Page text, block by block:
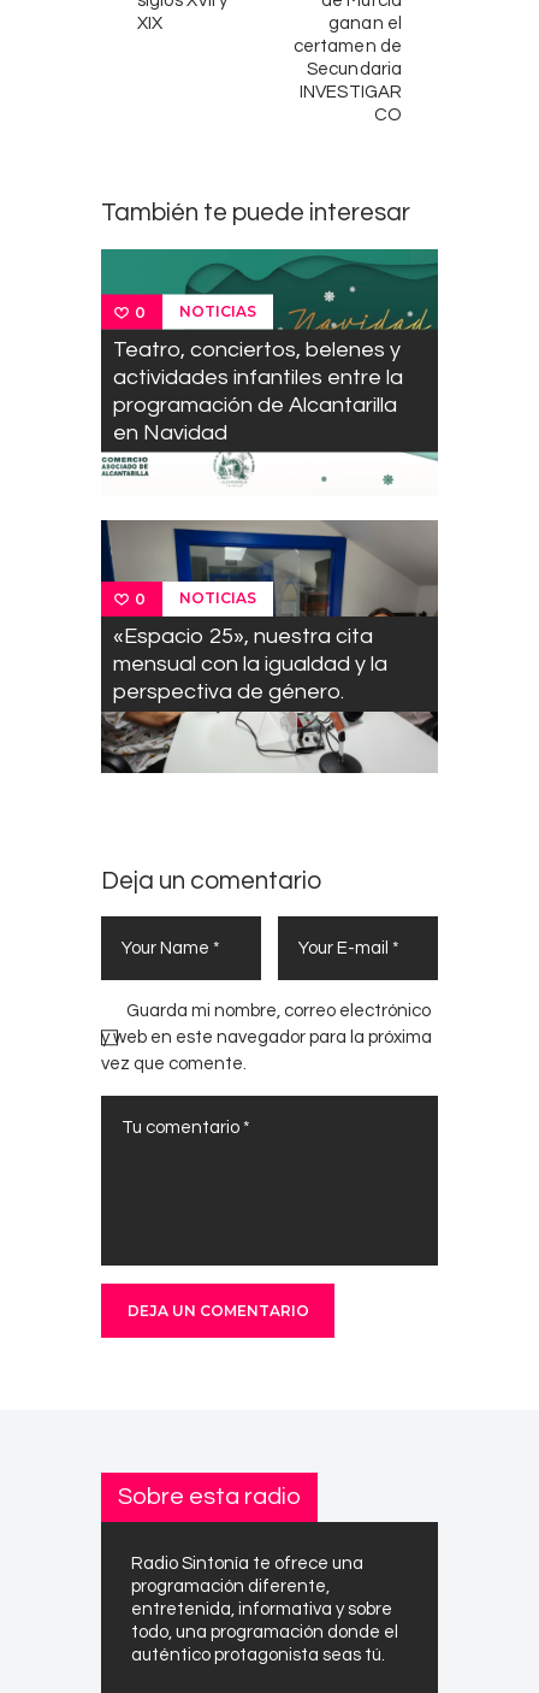
XIX
ganan el
certamen de
Secundaria
INVESTIGAR
CO
También te puede interesar
0 NOTICIAS
Teatro, conciertos, belenes y
actividades infantiles entre la
programación de Alcantarilla
en Navidad
0 NOTICIAS
«Espacio 25», nuestra cita
mensual con la igualdad y la
perspectiva de género.
Deja un comentario
Guarda mi nombre, correo electrónico
y web en este navegador para la próxima
vez que comente.
Sobre esta radio
Radio Sintonía te ofrece una
programación diferente,
entretenida, informativa y sobre
todo, una programación donde el
auténtico protagonista seas tú.